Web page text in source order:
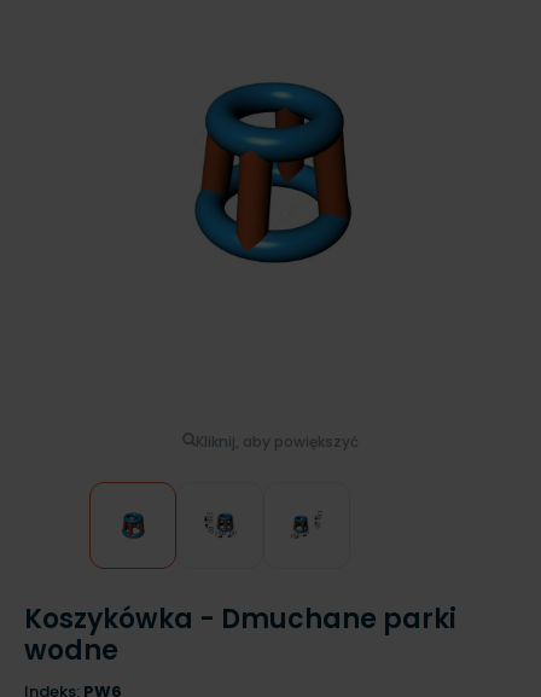
Kliknij, aby powiększyć
Koszykówka - Dmuchane parki
wodne
Indeks: PW6